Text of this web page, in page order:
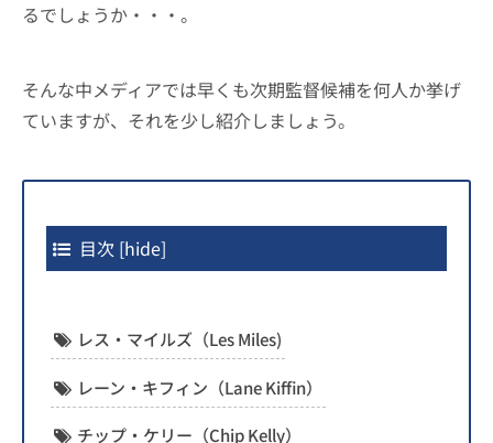
るでしょうか・・・。
そんな中メディアでは早くも次期監督候補を何人か挙げ
ていますが、それを少し紹介しましょう。
目次 [hide]
レス・マイルズ（Les Miles)
レーン・キフィン（Lane Kiffin）
チップ・ケリー（Chip Kelly）